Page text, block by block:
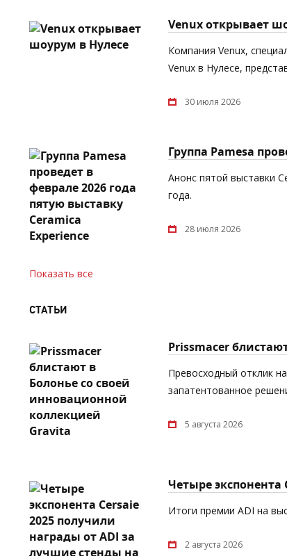
Venux открывает
Компания Venux,
Venux в Нулесе,
30 июля 2026
Группа Pamesa
Анонс пятой выставки
года.
28 июля 2026
Показать все
СТАТЬИ
Prissmacer
Превосходный отклик
запатентованное
5 августа 2026
Четыре
Итоги премии ADI на
2 августа 2026